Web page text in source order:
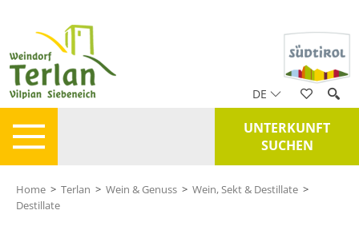
DE
UNTERKUNFT
SUCHEN
Home > Terlan > Wein & Genuss > Wein, Sekt & Destillate >
Destillate